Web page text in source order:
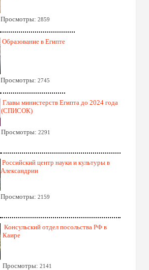
Просмотры: 2859
Образование в Египте
Просмотры: 2745
Главы министерств Египта до 2024 года
(СПИСОК)
Просмотры: 2291
Российский центр науки и культуры в
Александрии
Просмотры: 2159
Консульский отдел посольства РФ в
Каире
Просмотры: 2141